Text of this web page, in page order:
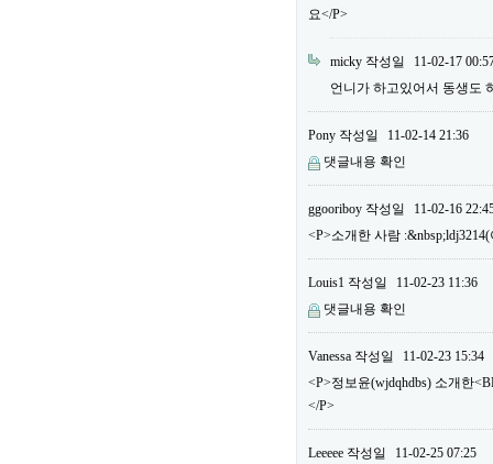
요</P>
micky 작성일
11-02-17
언니가 하고있어서 동생도
Pony 작성일
11-02-14 21:36
댓글내용 확인
ggooriboy 작성일
11-02-16
<P>소개한 사람
Louis1 작성일
11-02-23 11:36
댓글내용 확인
Vanessa 작성일
11-02-23 15:34
<P>정보윤(wjdqhdbs) 소개한
</P>
Leeeee 작성일
11-02-25 07:25